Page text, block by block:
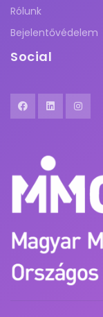
Rólunk
Bejelentővédelem
Social